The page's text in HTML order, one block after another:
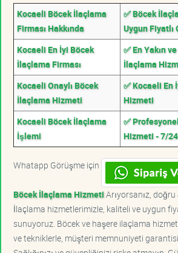
Kocaeli Böcek İlaçlama
Firması Hakkında
✅ Böcek
Uygun Fiyatlı
Kocaeli En İyi Böcek
İlaçlama Firması
✅ En Yakın
İlaçlama
Kocaeli Onaylı Böcek
İlaçlama Hizmeti
✅ Kocaeli En
Hizmeti
Kocaeli Böcek İlaçlama
İşlemi
✅
Hizmeti - 7/
Whatapp Görüşme için
Böcek İlaçlama HizmetiArıyorsanız,
İlaçlama hizmetlerimizle, kaliteli ve uygun
sunuyoruz. Böcek ve haşere ilaçlama
ve tekniklerle, müşteri memnuniyeti